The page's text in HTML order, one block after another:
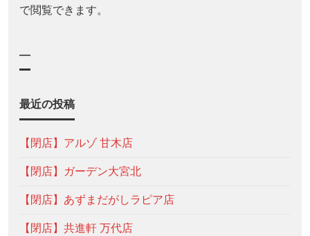
で閲覧できます。
—
最近の投稿
【閉店】アルゾ 甘木店
【閉店】ガーデン大宮北
【閉店】あずまだがしラピア店
【閉店】共進軒 万代店